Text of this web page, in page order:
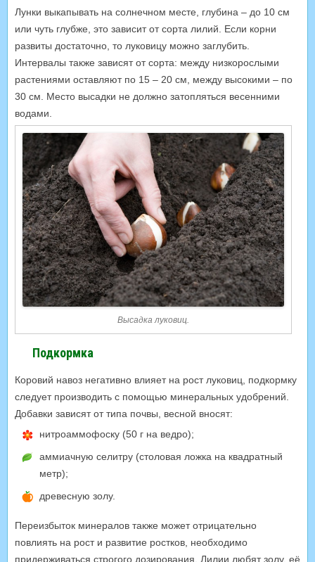
Лунки выкапывать на солнечном месте, глубина – до 10 см
или чуть глубже, это зависит от сорта лилий. Если корни
развиты достаточно, то луковицу можно заглубить.
Интервалы также зависят от сорта: между низкорослыми
растениями оставляют по 15 – 20 см, между высокими – по
30 см. Место высадки не должно затопляться весенними
водами.
Высадка луковиц.
Подкормка
Коровий навоз негативно влияет на рост луковиц, подкормку
следует производить с помощью минеральных удобрений.
Добавки зависят от типа почвы, весной вносят:
нитроаммофоску (50 г на ведро);
аммиачную селитру (столовая ложка на квадратный
метр);
древесную золу.
Переизбыток минералов также может отрицательно
повлиять на рост и развитие ростков, необходимо
придерживаться строгого дозирования. Лилии любят золу, её